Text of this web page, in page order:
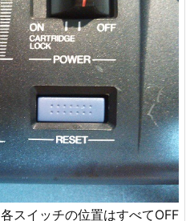
スイッチの位置はすべてOFF